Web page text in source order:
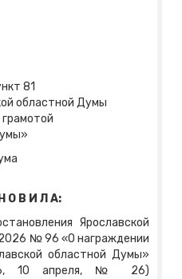
81
областной Думы
О В И Л А:
Ярославской
№ 96 «О награждении
областной Думы»
10 апреля, № 26)